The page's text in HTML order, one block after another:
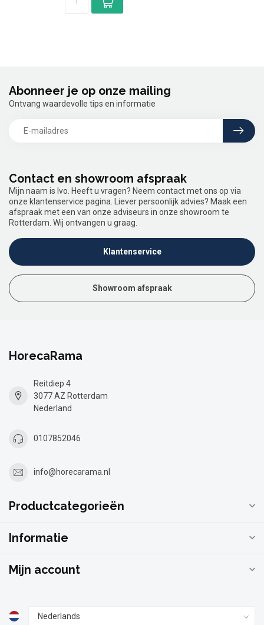
Contact en showroom afspraak
Mijn naam is Ivo. Heeft u vragen? Neem contact met ons op via
onze klantenservice pagina. Liever persoonlijk advies? Maak een
afspraak met een van onze adviseurs in onze showroom te
Rotterdam. Wij ontvangen u graag.
Klantenservice
Showroom afspraak
Abonneer je op onze mailing
Ontvang waardevolle tips en informatie
HorecaRama
Reitdiep 4
3077 AZ Rotterdam
Nederland
0107852046
info@horecarama.nl
Productcategorieën
Informatie
Mijn account